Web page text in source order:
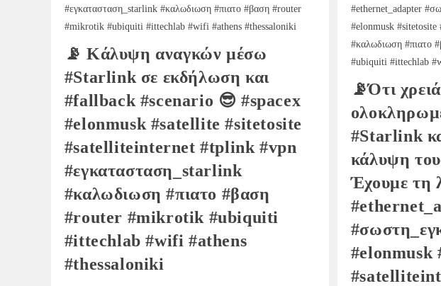
📡 Κάλυψη αναγκών μέσω
#Starlink σε εκδήλωση και
#fallback #scenario 😎 #spacex
#elonmusk #satellite #sitetosite
#satelliteinternet #tplink #vpn
#εγκατασταση_starlink
#καλωδιωση #πιατο #βαση
#router #mikrotik #ubiquiti
#ittechlab #wifi #athens
#thessaloniki
📡Ότι
#Starlink
κάλυψη
Έχουμε τη
#elonmusk